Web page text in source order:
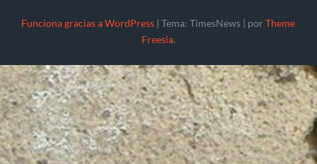
Funciona gracias a WordPress |Tema: TimesNews | porTheme
Freesia.